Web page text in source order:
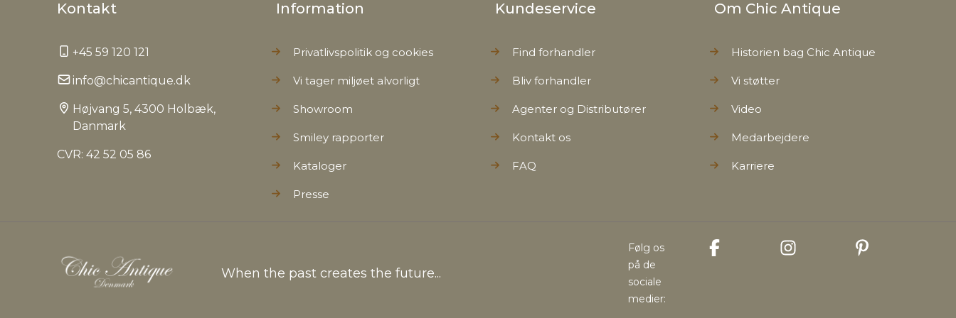
Kontakt
+45 59 120 121
info@chicantique.dk
Højvang 5, 4300 Holbæk,
Danmark
CVR: 42 52 05 86
Information
Privatlivspolitik og cookies
Vi tager miljøet alvorligt
Showroom
Smiley rapporter
Kataloger
Presse
Kundeservice
Find forhandler
Bliv forhandler
Agenter og Distributører
Kontakt os
FAQ
Om Chic Antique
Historien bag Chic Antique
Vi støtter
Video
Medarbejdere
Karriere
When the past creates the future...
Følg os
på de
sociale
medier: